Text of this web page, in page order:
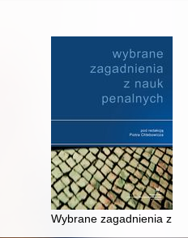
kryminalistycznym,
Wybrane zagadnienia z